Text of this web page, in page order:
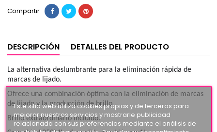
Compartir
DESCRIPCIÓN DETALLES DEL PRODUCTO
La alternativa deslumbrante para la eliminación rápida de
marcas de lijado.
Ofrece una combinación óptima con la eliminación de marcas
de lijado y la producción de brillo.
Brillo extraordinario incluido.
Este sitio web utiliza cookies propias y de terceros para
mejorar nuestros servicios y mostrarle publicidad
relacionada con sus preferencias mediante el análisis de